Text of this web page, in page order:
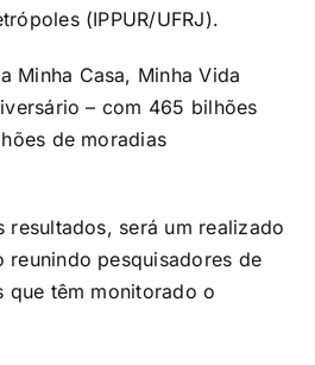
(IPPUR/UFRJ).
Minha Casa, Minha Vida
– com 465 bilhões
de moradias
resultados, será um realizado
reunindo pesquisadores de
que têm monitorado o